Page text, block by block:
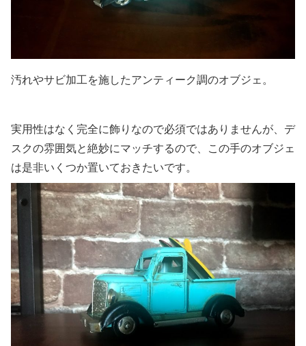
汚れやサビ加工を施したアンティーク調のオブジェ。
実用性はなく完全に飾りなので必須ではありませんが、デ
スクの雰囲気と絶妙にマッチするので、この手のオブジェ
は是非いくつか置いておきたいです。